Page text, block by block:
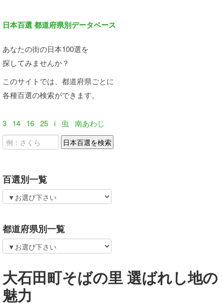
日本百選 都道府県別データベース
あなたの街の日本100選を
探してみませんか？
このサイトでは、都道府県ごとに
各種百選の検索ができます。
3 14 16 25 i 虫 南あわじ
百選別一覧
都道府県別一覧
大石田町そばの里 選ばれし地の
魅力